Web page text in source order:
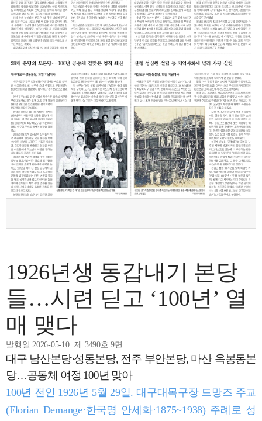
1926년생 동갑내기 본당
들…시련 딛고 ‘100년’ 열
매 맺다
발행일 2026-05-10 제 3490호 9면
대구 남산본당·성동본당, 전주 부안본당, 마산 옥봉동본
당…공동체 여정 100년 맞아
100년 전인 1926년 5월 29일. 대구대목구장 드망즈 주교
(Florian Demange·한국명 안세화·1875~1938) 주례로 성